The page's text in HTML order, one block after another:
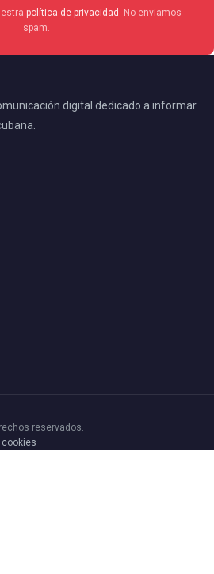
política de privacidad
. No enviamos
spam.
digital dedicado a informar
reservados.